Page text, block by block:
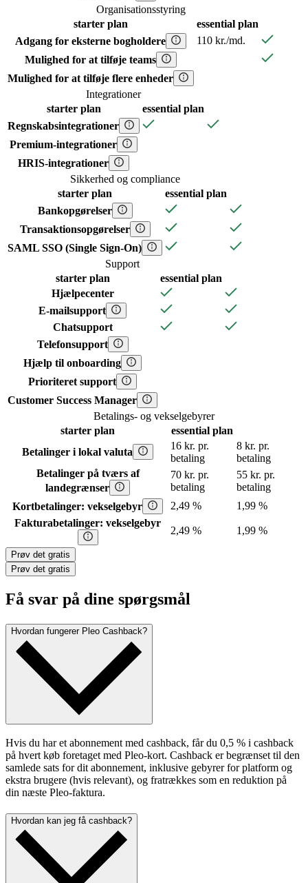
Organisationsstyring
starter plan essential plan
Adgang for eksterne bogholdere
110 kr./md.
Mulighed for at tilføje teams
Mulighed for at tilføje flere enheder
Integrationer
starterplan essential plan
Regnskabsintegrationer
Premium-integrationer
HRIS-integrationer
Sikkerhed og compliance
starter plan essential plan
Bankopgørelser
Transaktionsopgørelser
SAML SSO (Single Sign-On)
Support
starterplan essential plan
Hjælpecenter
E-mailsupport
Chatsupport
Telefonsupport
Hjælp til onboarding
Prioriteret support
Customer Success Manager
Betalings- og vekselgebyrer
starter plan essential plan
Betalinger i lokal valuta
16 kr. pr.
betaling
8 kr. pr.
betaling
Betalinger på tværs af
landegrænser
70 kr. pr.
betaling
55 kr. pr.
betaling
Kortbetalinger: vekselgebyr
2,49 %
1,99 %
Fakturabetalinger: vekselgebyr
2,49 % 1,99 %
Prøv det gratis
Prøv det gratis
Få svar på dine spørgsmål
Hvordan fungerer Pleo Cashback?
Hvis du har et abonnement med cashback, får du 0,5 % i cashback
på hvert køb foretaget med Pleo-kort. Cashback er begrænset til den
samlede sats for dit abonnement, inklusive gebyrer for platform og
ekstra brugere (hvis relevant), og fratrækkes som en reduktion på
din næste Pleo-faktura.
Hvordan kan jeg få cashback?